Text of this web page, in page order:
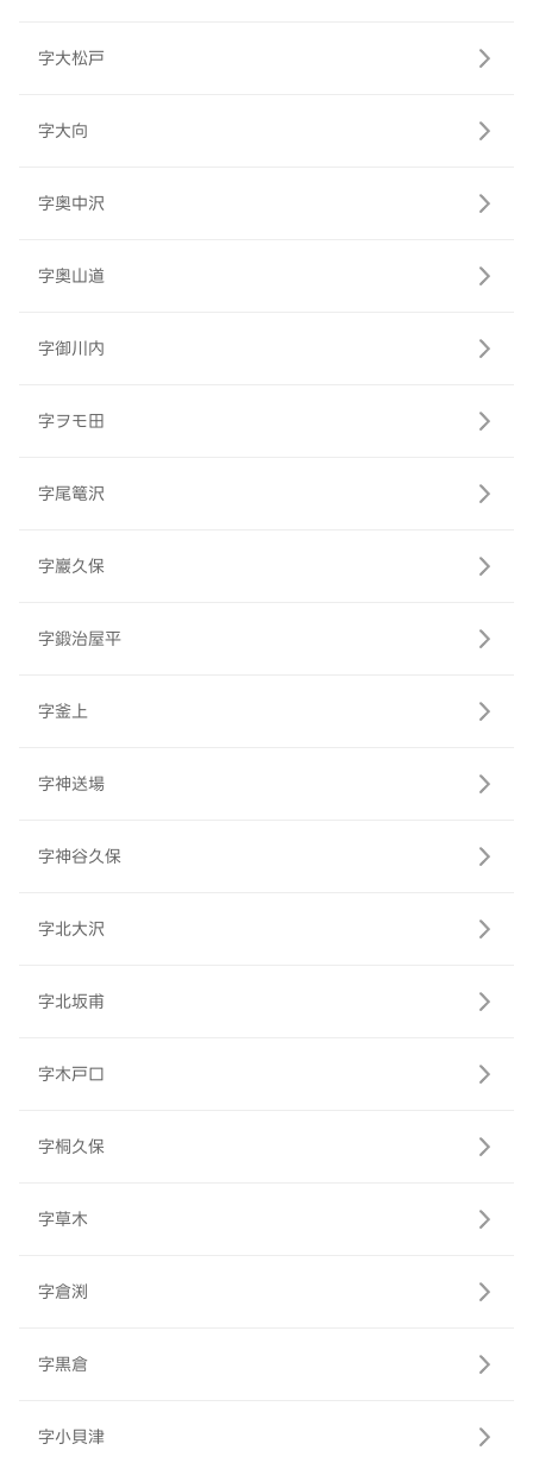
字大松戸
字大向
字奥中沢
字奥山道
字御川内
字ヲモ田
字尾篭沢
字巖久保
字鍛治屋平
字釜上
字神送場
字神谷久保
字北大沢
字北坂甫
字木戸口
字桐久保
字草木
字倉渕
字黒倉
字小貝津